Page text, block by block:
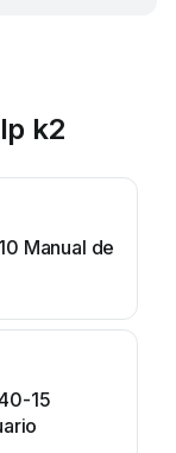
k2
Manual de
15